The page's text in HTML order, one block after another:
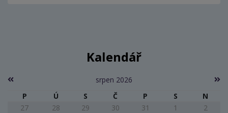
Kalendář
srpen 2026
P
Ú S Č P S
N
27
28 29 30 31 1
2